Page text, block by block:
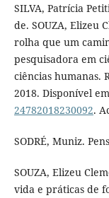
SILVA, Patrícia
de. SOUZA, Elizeu
rolha que um
pesquisadora em
ciências humanas.
2018. Disponível
24782018230092.
SODRÉ, Muniz.
SOUZA, Elizeu
vida e práticas de